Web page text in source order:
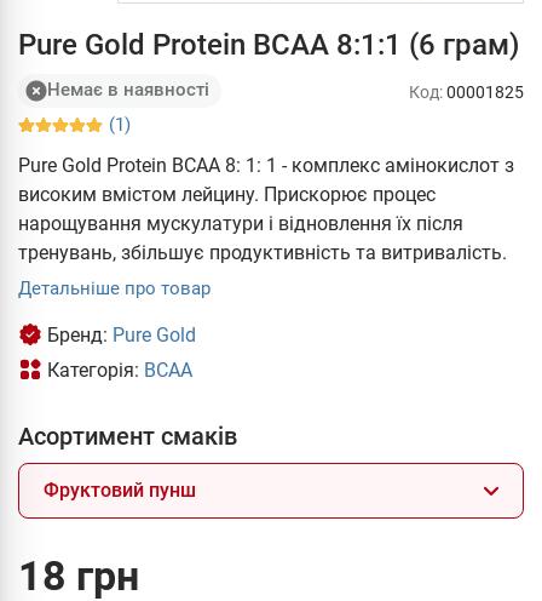
Pure Gold Protein BCAA 8:1:1 (6 грам)
Немає в наявності
(1)
Код:00001825
Pure Gold Protein BCAA 8: 1: 1 - комплекс амінокислот з
високим вмістом лейцину. Прискорює процес
нарощування мускулатури і відновлення їх після
тренувань, збільшує продуктивність та витривалість.
Детальніше про товар
Бренд: Pure Gold
Категорія: BCAA
Асортимент смаків
Фруктовий пунш
18 грн